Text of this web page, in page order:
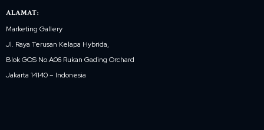
ALAMAT:
Marketing Gallery
Jl. Raya Terusan Kelapa Hybrida,
Blok GOS No.A06 Rukan Gading Orchard
Jakarta 14140 – Indonesia